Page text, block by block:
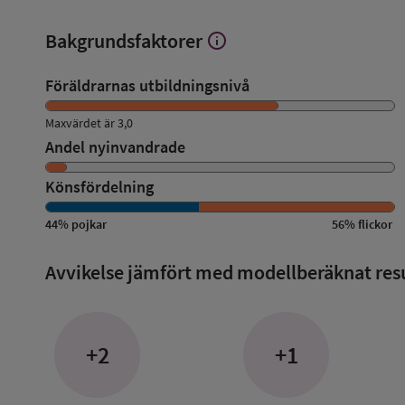
Bakgrundsfaktorer Visa
Bakgrundsfaktorer
info
Föräldrarnas utbildningsnivå
Maxvärdet är 3,0
Andel nyinvandrade
Könsfördelning
44% pojkar 56%flickor
Avvikelse jämfört med modellberäknat
+2 +1